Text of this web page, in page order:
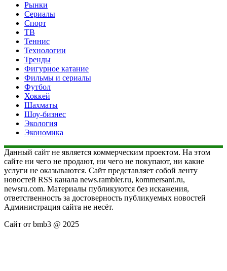
Рынки
Сериалы
Спорт
ТВ
Теннис
Технологии
Тренды
Фигурное катание
Фильмы и сериалы
Футбол
Хоккей
Шахматы
Шоу-бизнес
Экология
Экономика
Данный сайт не является коммерческим проектом. На этом
сайте ни чего не продают, ни чего не покупают, ни какие
услуги не оказываются. Сайт представляет собой ленту
новостей RSS канала news.rambler.ru, kommersant.ru,
newsru.com. Материалы публикуются без искажения,
ответственность за достоверность публикуемых новостей
Администрация сайта не несёт.
Сайт от bmb3 @ 2025